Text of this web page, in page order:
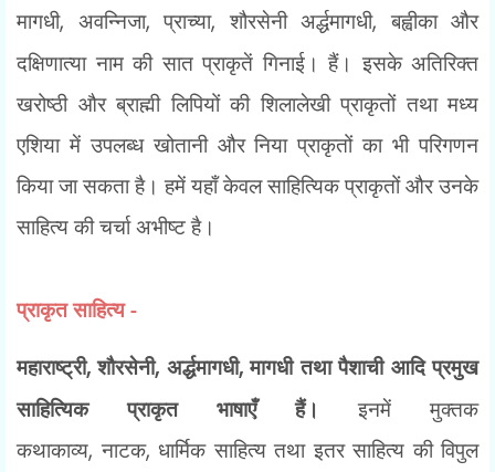
मागधी, अवन्निजा,प्राच्या,शौरसेनी अर्द्धमागधी,बह्वीका और
दक्षिणात्या नाम की सात प्राकृतें गिनाई। हैं। इसके अतिरिक्त
खरोष्ठी और ब्राह्मी लिपियों की शिलालेखी प्राकृतों तथा मध्य
एशिया में उपलब्ध खोतानी और निया प्राकृतों का भी परिगणन
किया जा सकता है। हमें यहाँ केवल साहित्यिक प्राकृतों और उनके
साहित्य की चर्चा अभीष्ट है।
प्राकृत साहित्य -
महाराष्ट्री,शौरसेनी, अर्द्धमागधी,मागधी तथा पैशाची आदि प्रमुख
साहित्यिक प्राकृत भाषाएँ हैं।
इनमें मुक्तक
कथाकाव्य,नाटक, धार्मिक साहित्य तथा इतर साहित्य की विपुल